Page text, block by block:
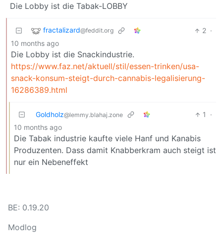
Die Lobby ist die Tabak-LOBBY
fractalizard@feddit.org 2 ·
10 months ago
Die Lobby ist die Snackindustrie.
https://www.faz.net/aktuell/stil/essen-trinken/usa-
snack-konsum-steigt-durch-cannabis-legalisierung-
16286389.html
Goldholz@lemmy.blahaj.zone 1
·
10 months ago
Die Tabak industrie kaufte viele Hanf und Kanabis
Produzenten. Dass damit Knabberkram auch steigt ist
nur ein Nebeneffekt
BE: 0.19.20
Modlog